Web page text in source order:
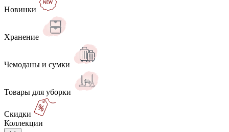
Новинки
Хранение
Чемоданы и сумки
Товары для уборки
Скидки
Коллекции